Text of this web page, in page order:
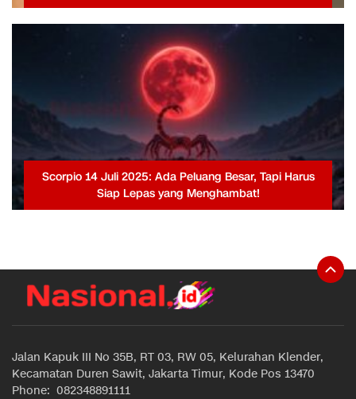
Scorpio 14 Juli 2025: Ada Peluang Besar, Tapi Harus
Siap Lepas yang Menghambat!
Jalan Kapuk III No 35B, RT 03, RW 05, Kelurahan Klender,
Kecamatan Duren Sawit, Jakarta Timur, Kode Pos 13470
Phone: 082348891111